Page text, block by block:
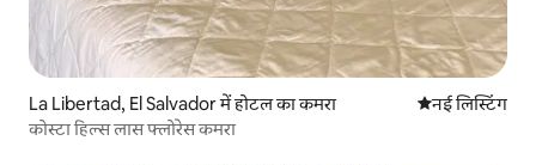
La Libertad, El Salvador में होटल का कमरा ठहरने की नई
नई लिस्टिंग
कोस्टा हिल्स लास फ्लोरेस कमरा